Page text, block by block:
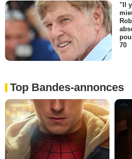
"Il
70
Top Bandes-annonces